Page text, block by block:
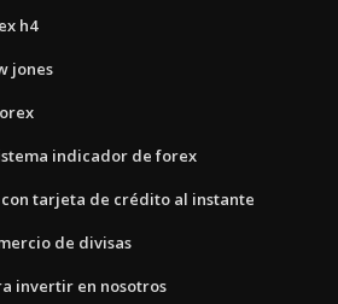
h4
jones
indicador de forex
tarjeta de crédito al instante
de divisas
invertir en nosotros